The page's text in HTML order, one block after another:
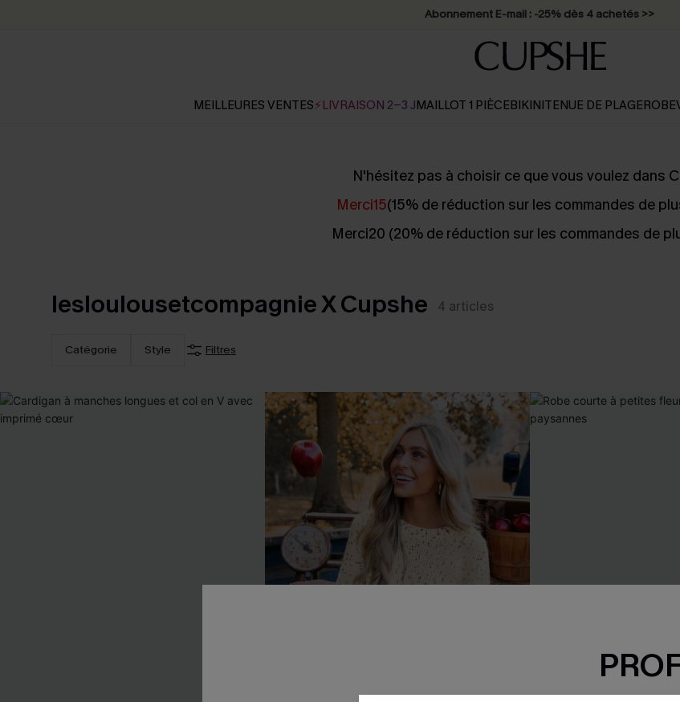
Abonnement E-mail : -25% dès 4 achetés >>
MEILLEURES VENTES⚡LIVRAISON 2-3 JMAILLOT 1 PIÈCEBIKINITENUE DE PLAGEROBE
N'hésitez pas à choisir ce que vous voulez dans
Merci15(15% de réduction sur les commandes de
Merci20 (20% de réduction sur les commandes de
lesloulousetcompagnie X Cupshe 4 articles
Catégorie Style Filtres